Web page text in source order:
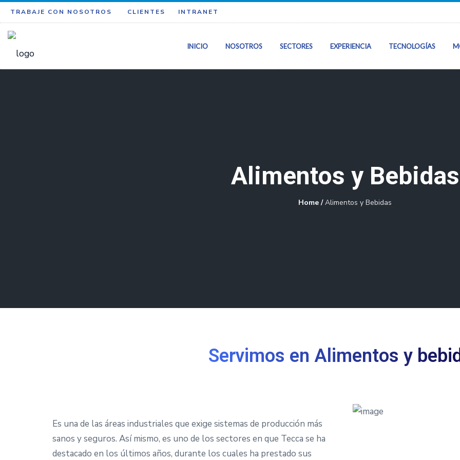
TRABAJE CON NOSOTROS CLIENTES INTRANET
INICIO NOSOTROS SECTORES EXPERIENCIA TECNOLOGÍAS
Nuestra
Alimentos y Bebidas
Home /Alimentos y Bebidas
Servimos en Alimentos y
Es una de las áreas industriales que exige sistemas de producción más
sanos y seguros. Así mismo, es uno de los sectores en que Tecca se ha
destacado en los últimos años, durante los cuales ha prestado sus